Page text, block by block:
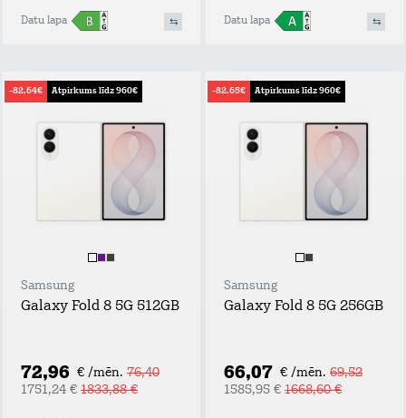
Datu lapa Datu lapa
-82,64€ Atpirkums līdz 960€
Samsung
Galaxy Fold 8 5G 512GB
72,96 € /mēn. 76,40
1751,24 € 1833,88 €
-82,65€ Atpirkums līdz 960€
Samsung
Galaxy Fold 8 5G 256GB
66,07 € /mēn. 69,52
1585,95 € 1668,60 €